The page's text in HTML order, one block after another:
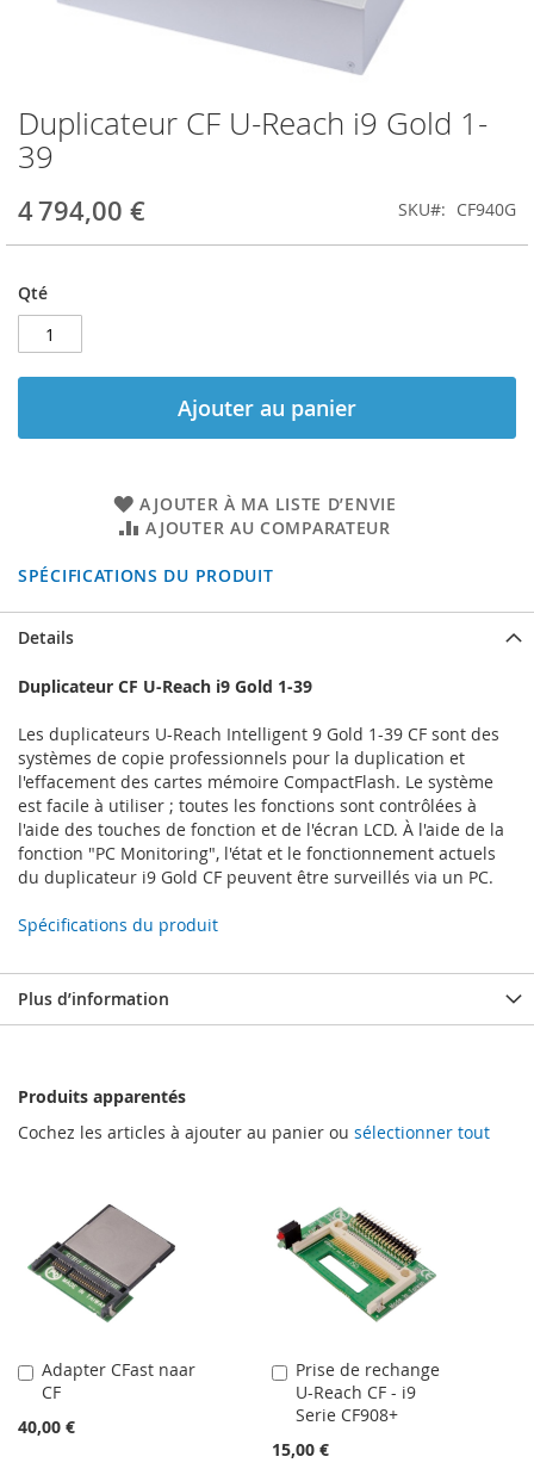
Duplicateur CF U-Reach i9 Gold 1-
39
4 794,00 € SKU CF940G
Qté
Ajouter au panier
AJOUTER À MA LISTE D’ENVIE
AJOUTER AU COMPARATEUR
SPÉCIFICATIONS DU PRODUIT
Skip
to
the
of
gallery
Details
Duplicateur CF U-Reach i9 Gold 1-39
Les duplicateurs U-Reach Intelligent 9 Gold 1-39 CF sont des
systèmes de copie professionnels pour la duplication et
l'effacement des cartes mémoire CompactFlash. Le système
est facile à utiliser ; toutes les fonctions sont contrôlées à
l'aide des touches de fonction et de l'écran LCD. À l'aide de la
fonction "PC Monitoring", l'état et le fonctionnement actuels
du duplicateur i9 Gold CF peuvent être surveillés via un PC.
Spécifications du produit
Plus d’information
Produits apparentés
Cochez les articles à ajouter au panier ou sélectionner tout
Adapter CFast naar
CF
40,00 €
Ajouter
au
panier
Prise de rechange
U-Reach CF - i9
Serie CF908+
15,00 €
Ajouter
au
panier